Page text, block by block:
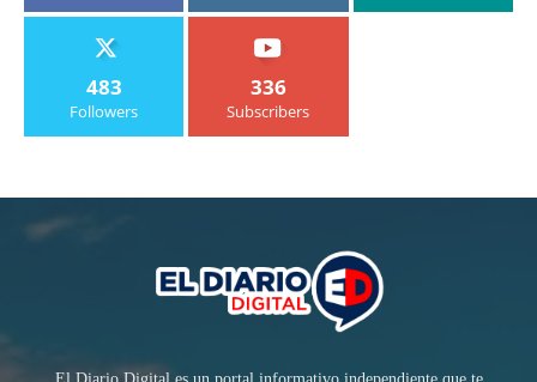
483
Followers
336
Subscribers